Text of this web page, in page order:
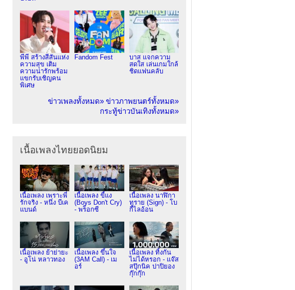
พีพี สร้างสีสันแห่ง
ความสุข เติม
ความน่ารักพร้อม
แขกรับเชิญคน
พิเศษ
Fandom Fest
บาส แจกความ
สดใส เล่นเกมใกล้
ชิดแฟนคลับ
ข่าวเพลงทั้งหมด» ข่าวภาพยนตร์ทั้งหมด»
กระทู้ข่าวบันเทิงทั้งหมด»
เนื้อเพลงไทยยอดนิยม
เนื้อเพลง เพราะพี่
รักจริง - หนึ่ง บีเค
แบนด์
เนื้อเพลง ขี้แง
(Boys Don't Cry)
- พร็อกซี
เนื้อเพลง นาฬิกา
ทราย (Sign) - โบ
กี้ไลอ้อน
เนื้อเพลง ย้าย่ายะ
- อูโน่ หลาวทอง
เนื้อเพลง ขึ้นใจ
(3AM Call) - เม
อร์
เนื้อเพลง ทิ้งกัน
ไม่ได้หรอก - แจ๊ส
สปุ๊กนิค ปาปิยอง
กุ๊กกุ๊ก